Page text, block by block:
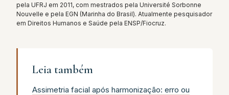
pela UFRJ em 2011, com mestrados pela Université Sorbonne
Nouvelle e pela EGN (Marinha do Brasil). Atualmente pesquisador
em Direitos Humanos e Saúde pela ENSP/Fiocruz.
Leia também
Assimetria facial após harmonização: erro ou